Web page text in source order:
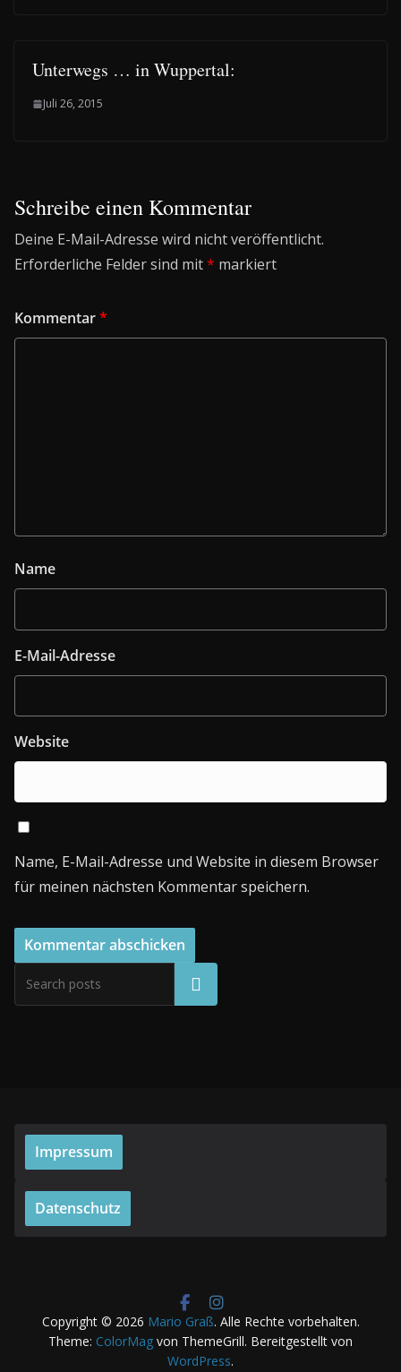
Unterwegs … in Wuppertal:
Juli 26, 2015
Schreibe einen Kommentar
Deine E-Mail-Adresse wird nicht veröffentlicht.
Erforderliche Felder sind mit* markiert
Kommentar*
Name
E-Mail-Adresse
Website
Name, E-Mail-Adresse und Website in diesem Browser
für meinen nächsten Kommentar speichern.
Suchen
Impressum
Datenschutz
Copyright © 2026 Mario Graß. Alle Rechte vorbehalten.
Theme: ColorMag von ThemeGrill. Bereitgestellt von
WordPress.